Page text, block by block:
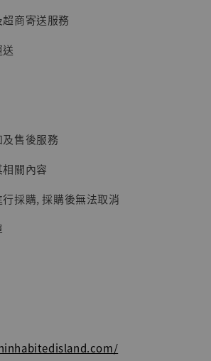
商寄送服務
售後服務
關內容
採購, 採購後無法取消